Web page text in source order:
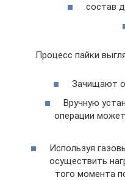
состав
Процесс пайки
Зачищают
Вручную
операции
Используя
осуществить
того момента